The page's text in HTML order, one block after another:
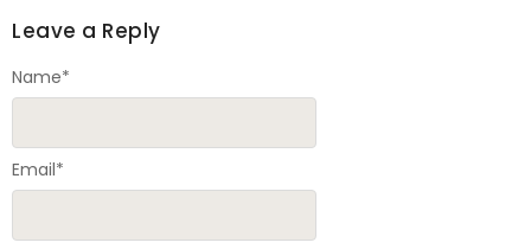
Leave a Reply
Name*
Email*